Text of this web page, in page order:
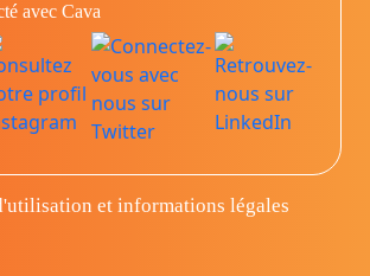
avec Cava
et informations légales